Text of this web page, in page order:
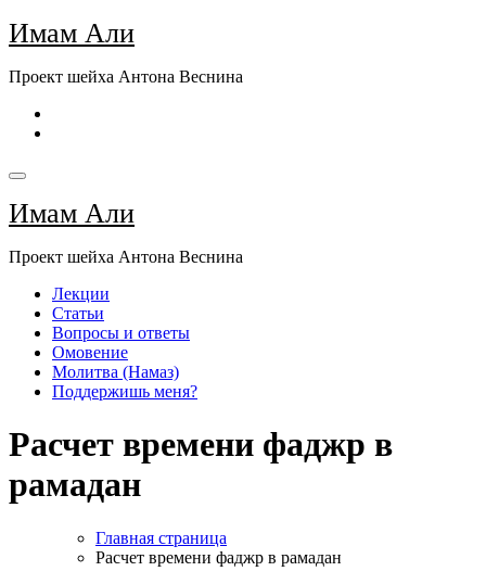
Перейти
к
Имам Али
Проект шейха Антона Веснина
Имам Али
Проект шейха Антона Веснина
Лекции
Статьи
Вопросы и ответы
Омовение
Молитва (Намаз)
Поддержишь меня?
Расчет времени фаджр в
рамадан
Главная страница
Расчет времени фаджр в рамадан